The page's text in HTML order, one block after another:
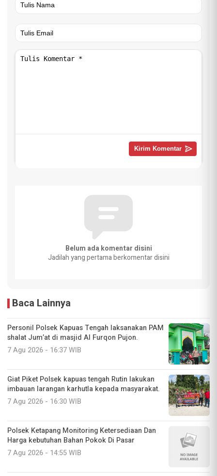
Belum ada komentar disini
Jadilah yang pertama berkomentar disini
Baca Lainnya
Personil Polsek Kapuas Tengah laksanakan PAM
shalat Jum’at di masjid Al Furqon Pujon.
7 Agu 2026 - 16:37 WIB
Giat Piket Polsek kapuas tengah Rutin lakukan
imbauan larangan karhutla kepada masyarakat.
7 Agu 2026 - 16:30 WIB
‎Polsek Ketapang Monitoring Ketersediaan Dan
Harga kebutuhan Bahan Pokok Di Pasar
7 Agu 2026 - 14:55 WIB